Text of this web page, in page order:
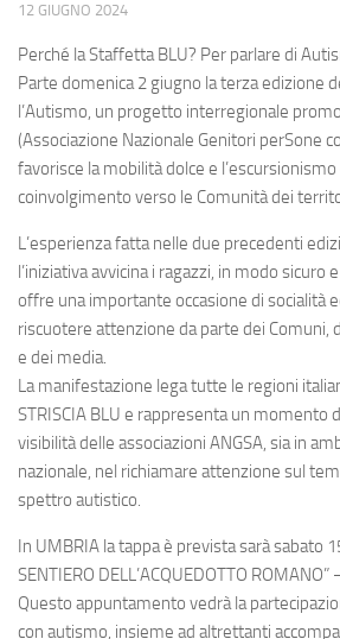
12 GIUGNO 2024
Perché la Staffetta BLU? Per parlare di
Parte domenica 2 giugno la terza edizione
l’Autismo, un progetto interregionale
(Associazione Nazionale Genitori perSone
favorisce la mobilità dolce e
coinvolgimento verso le Comunità dei
L’esperienza fatta nelle due precedenti
l’iniziativa avvicina i ragazzi, in modo sicuro
offre una importante occasione di socialità
riscuotere attenzione da parte dei Comuni,
e dei media.
La manifestazione lega tutte le regioni
STRISCIA BLU e rappresenta un momento
visibilità delle associazioni ANGSA, sia in
nazionale, nel richiamare attenzione sul
spettro autistico.
In UMBRIA la tappa è prevista sarà sabato
SENTIERO DELL’ACQUEDOTTO ROMANO”
Questo appuntamento vedrà la
con autismo, insieme ad altrettanti